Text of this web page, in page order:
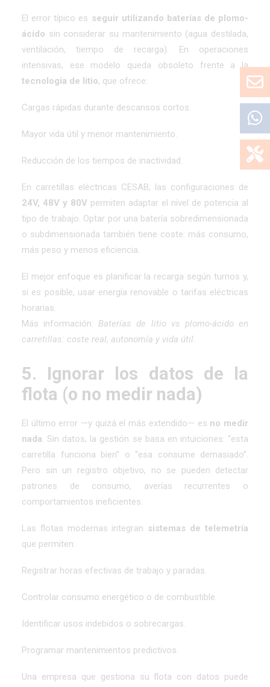
El error típico es seguir utilizando baterías de plomo-
ácido sin considerar su mantenimiento (agua destilada,
ventilación, tiempo de recarga). En operaciones
intensivas, ese modelo queda obsoleto frente a la
tecnología de litio, que ofrece:
Cargas rápidas durante descansos cortos.
Mayor vida útil y menor mantenimiento.
Reducción de los tiempos de inactividad.
En carretillas eléctricas CESAB, las configuraciones de
24V, 48V y 80V permiten adaptar el nivel de potencia al
tipo de trabajo. Optar por una batería sobredimensionada
o subdimensionada también tiene coste: más consumo,
más peso y menos eficiencia.
El mejor enfoque es planificar la recarga según turnos y,
si es posible, usar energía renovable o tarifas eléctricas
horarias.
Más información: Baterías de litio vs plomo-ácido en
carretillas: coste real, autonomía y vida útil.
5. Ignorar los datos de la
flota (o no medir nada)
El último error —y quizá el más extendido— es no medir
nada. Sin datos, la gestión se basa en intuiciones: “esta
carretilla funciona bien” o “esa consume demasiado”.
Pero sin un registro objetivo, no se pueden detectar
patrones de consumo, averías recurrentes o
comportamientos ineficientes.
Las flotas modernas integran sistemas de telemetría
que permiten:
Registrar horas efectivas de trabajo y paradas.
Controlar consumo energético o de combustible.
Identificar usos indebidos o sobrecargas.
Programar mantenimientos predictivos.
Una empresa que gestiona su flota con datos puede